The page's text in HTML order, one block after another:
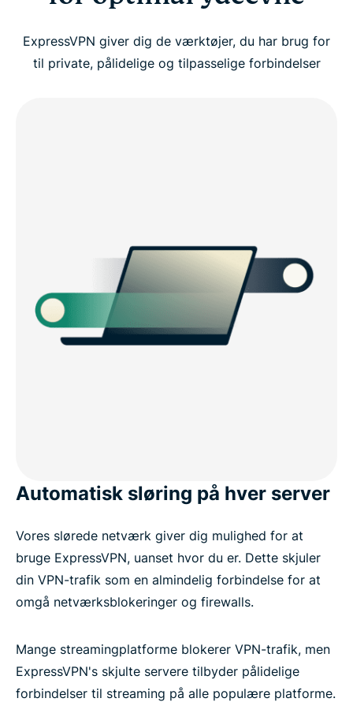
ExpressVPN giver dig de værktøjer, du har brug for
til private, pålidelige og tilpasselige forbindelser
Automatisk sløring på hver server
Vores slørede netværk giver dig mulighed for at
bruge ExpressVPN, uanset hvor du er. Dette skjuler
din VPN-trafik som en almindelig forbindelse for at
omgå netværksblokeringer og firewalls.
Mange streamingplatforme blokerer VPN-trafik, men
ExpressVPN's skjulte servere tilbyder pålidelige
forbindelser til streaming på alle populære platforme.